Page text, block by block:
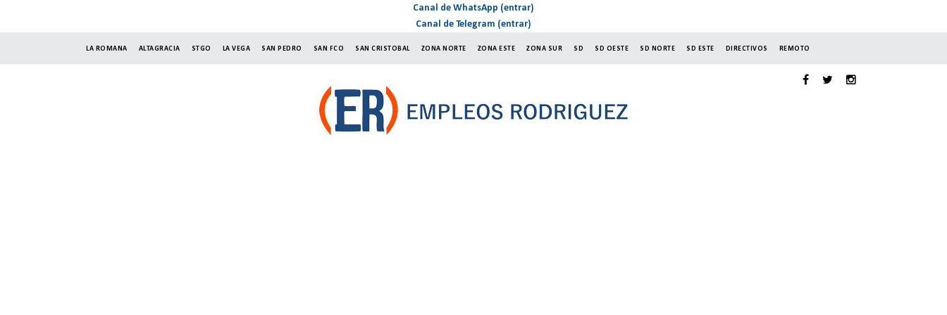
Canal de WhatsApp (entrar)
Canal de Telegram (entrar)
LA ROMANA ALTAGRACIA STGO LA VEGA SAN PEDRO SAN FCO SAN CRISTOBAL ZONA NORTE ZONA ESTE ZONA SUR SD SD OESTE SD NORTE SD ESTE DIRECTIVOS REMOTO